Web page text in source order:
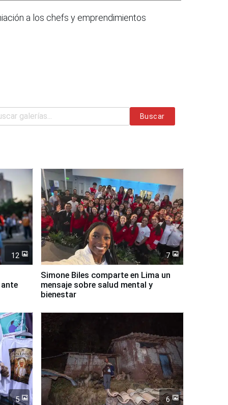
a los chefs y emprendimientos
Buscar
12 7
Simone Biles comparte en Lima un
mensaje sobre salud mental y
bienestar
5 6